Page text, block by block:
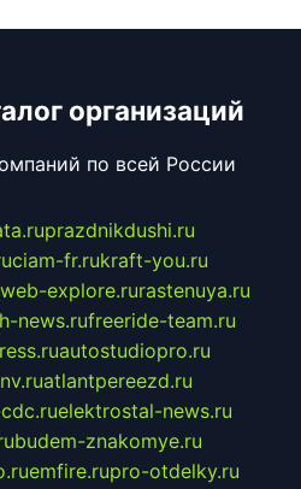
организаций
по всей России
prazdnikdushi.ru
ciam-fr.rukraft-you.ru
web-explore.rurastenuya.ru
news.rufreeride-team.ru
autostudiopro.ru
atlantpereezd.ru
elektrostal-news.ru
budem-znakomye.ru
emfire.rupro-otdelky.ru